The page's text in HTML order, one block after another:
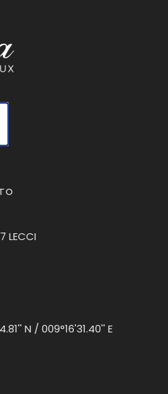
LECCI
N / 009°16'31.40'' E